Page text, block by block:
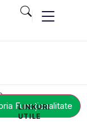
Funcționalitate
LINKURI
UTILE